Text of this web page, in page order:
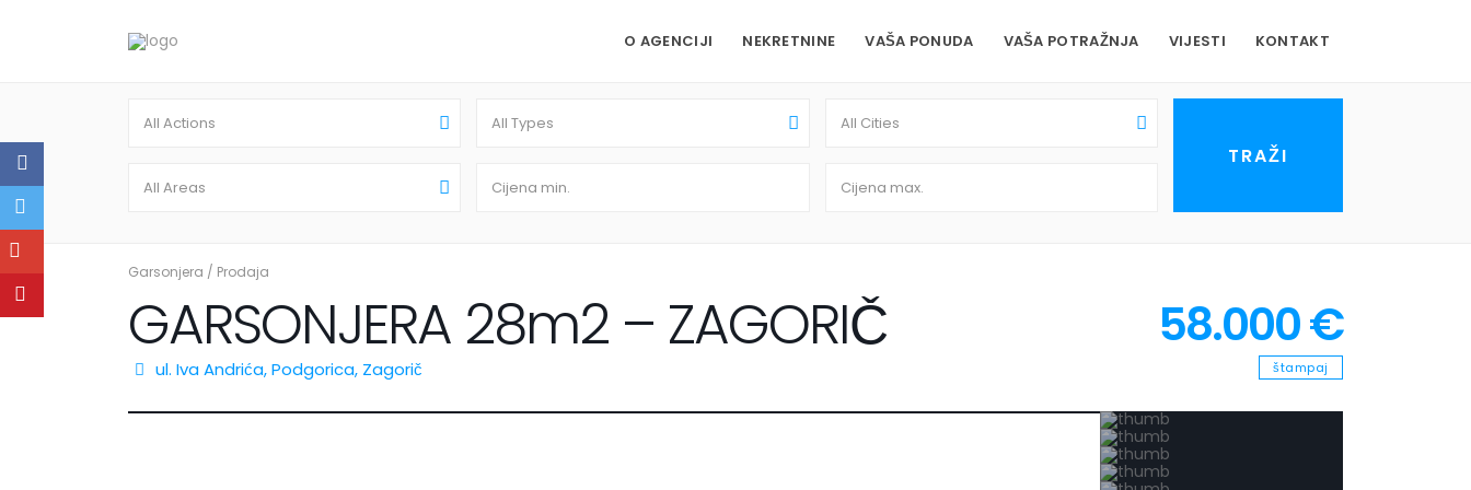
O AGENCIJI NEKRETNINE VAŠA PONUDA VAŠA POTRAŽNJA VIJESTI KONTAKT
All Actions All Types All Cities
All Areas
Garsonjera / Prodaja
GARSONJERA 28m2 – ZAGORIČ 58.000 €
ul. Iva Andrića,Podgorica, Zagorič štampaj